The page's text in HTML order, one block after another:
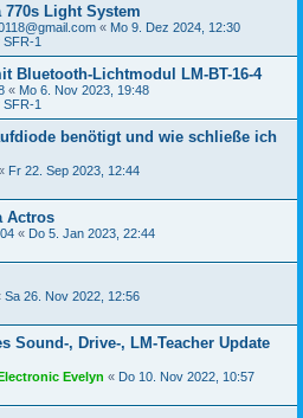
Light System
« Mo 9. Dez 2024, 12:30
1
Bluetooth-Lichtmodul LM-BT-16-4
« Mo 6. Nov 2023, 19:48
1
benötigt und wie schließe ich
Fr 22. Sep 2023, 12:44
Actros
« Do 5. Jan 2023, 22:44
Sa 26. Nov 2022, 12:56
Sound-, Drive-, LM-Teacher Update
Evelyn « Do 10. Nov 2022, 10:57